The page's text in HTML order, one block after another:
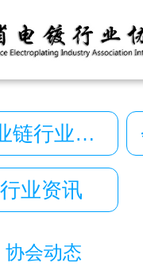
产业链行业动态
行业资讯
协会动态
行业协会. All
号
一键导航
广东省电